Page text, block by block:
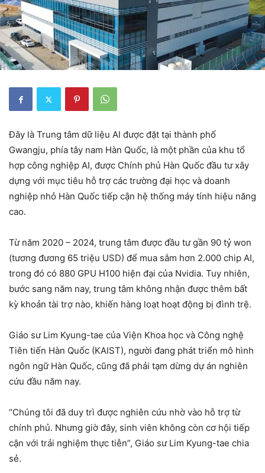
Đây là Trung tâm dữ liệu AI được đặt tại thành phố
Gwangju, phía tây nam Hàn Quốc, là một phần của khu tổ
hợp công nghiệp AI, được Chính phủ Hàn Quốc đầu tư xây
dựng với mục tiêu hỗ trợ các trường đại học và doanh
nghiệp nhỏ Hàn Quốc tiếp cận hệ thống máy tính hiệu năng
cao.
Từ năm 2020 – 2024, trung tâm được đầu tư gần 90 tỷ won
(tương đương 65 triệu USD) để mua sắm hơn 2.000 chip AI,
trong đó có 880 GPU H100 hiện đại của Nvidia. Tuy nhiên,
bước sang năm nay, trung tâm không nhận được thêm bất
kỳ khoản tài trợ nào, khiến hàng loạt hoạt động bị đình trệ.
Giáo sư Lim Kyung-tae của Viện Khoa học và Công nghệ
Tiên tiến Hàn Quốc (KAIST), người đang phát triển mô hình
ngôn ngữ Hàn Quốc, cũng đã phải tạm dừng dự án nghiên
cứu đầu năm nay.
“Chúng tôi đã duy trì được nghiên cứu nhờ vào hỗ trợ từ
chính phủ. Nhưng giờ đây, sinh viên không còn cơ hội tiếp
cận với trải nghiệm thực tiễn”, Giáo sư Lim Kyung-tae chia
sẻ.